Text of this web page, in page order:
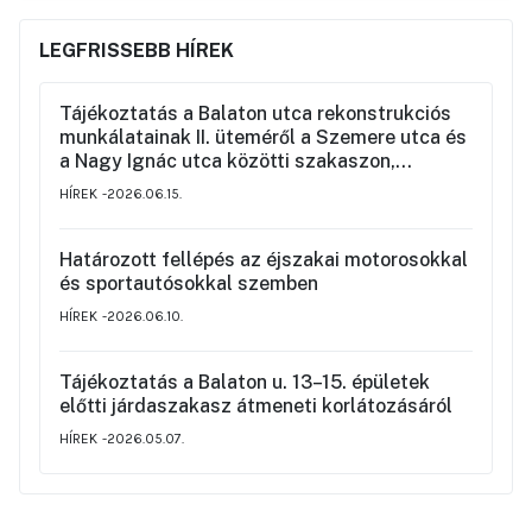
LEGFRISSEBB HÍREK
Tájékoztatás a Balaton utca rekonstrukciós
munkálatainak II. üteméről a Szemere utca és
a Nagy Ignác utca közötti szakaszon,
valamint a környék ideiglenes forgalmi
HÍREK 2026.06.15.
Határozott fellépés az éjszakai motorosokkal
és sportautósokkal szemben
HÍREK 2026.06.10.
Tájékoztatás a Balaton u. 13–15. épületek
előtti járdaszakasz átmeneti korlátozásáról
HÍREK 2026.05.07.